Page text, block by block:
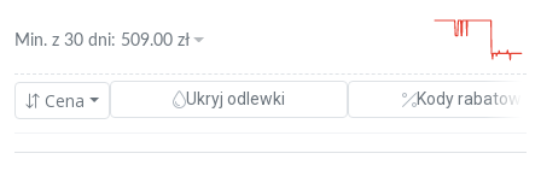
Cena Ukryj odlewki Kody rabatowe
Min. z 30 dni: 509.00 zł